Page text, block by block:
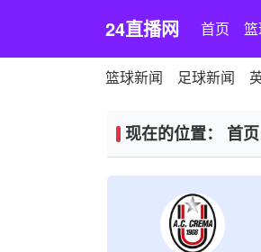
24直播网 首页
篮球新闻 足球新闻
现在的位置： 首页